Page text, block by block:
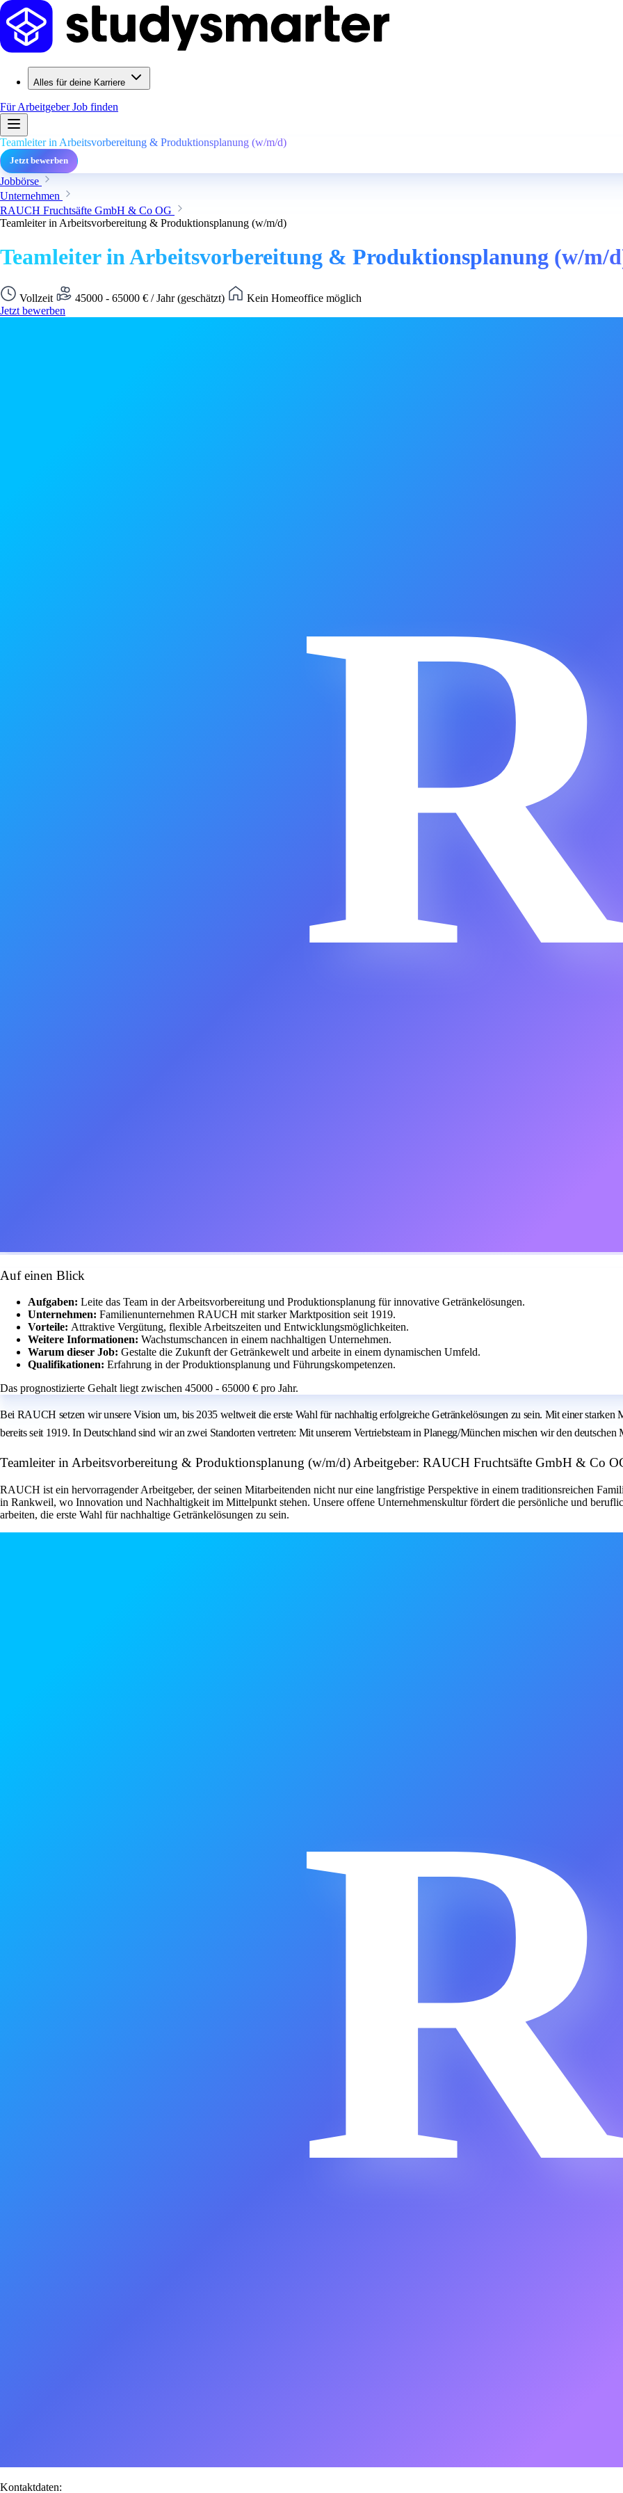
Alles für deine Karriere
Für ArbeitgeberJob finden
Teamleiter in Arbeitsvorbereitung & Produktionsplanung (w/m/d)
Jetzt bewerben
Jobbörse
Unternehmen
RAUCH Fruchtsäfte GmbH & Co OG
Teamleiter in Arbeitsvorbereitung & Produktionsplanung (w/m/d)
Teamleiter in Arbeitsvorbereitung & Produktionsplanung (w/m/
Vollzeit 45000 - 65000 € / Jahr (geschätzt)
Kein Homeoffice möglich
Jetzt bewerben
Auf einen Blick
Aufgaben: Leite das Team in der Arbeitsvorbereitung und Produktionsplanung für innovative Getränkelösungen.
Unternehmen: Familienunternehmen RAUCH mit starker Marktposition seit 1919.
Vorteile: Attraktive Vergütung, flexible Arbeitszeiten und Entwicklungsmöglichkeiten.
Weitere Informationen: Wachstumschancen in einem nachhaltigen Unternehmen.
Warum dieser Job: Gestalte die Zukunft der Getränkewelt und arbeite in einem dynamischen Umfeld.
Qualifikationen: Erfahrung in der Produktionsplanung und Führungskompetenzen.
Das prognostizierte Gehalt liegt zwischen 45000 - 65000 € pro Jahr.
Bei RAUCH setzen wir unsere Vision um, bis 2035 weltweit die erste Wahl für nachhaltig erfolgreiche Getränkelösungen zu sein. Mit einer starken
bereits seit 1919. In Deutschland sind wir an zwei Standorten vertreten: Mit unserem Vertriebsteam in Planegg/München mischen wir den
Teamleiter in Arbeitsvorbereitung & Produktionsplanung (w/m/d) Arbeitgeber: RAUCH Fruchtsäfte GmbH & Co
RAUCH ist ein hervorragender Arbeitgeber, der seinen Mitarbeitenden nicht nur eine langfristige Perspektive in einem traditionsreichen
in Rankweil, wo Innovation und Nachhaltigkeit im Mittelpunkt stehen. Unsere offene Unternehmenskultur fördert die persönliche und
arbeiten, die erste Wahl für nachhaltige Getränkelösungen zu sein.
Kontaktdaten: